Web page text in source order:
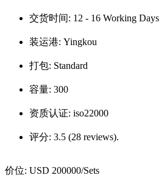
交货时间: 12 - 16 Working Days
装运港: Yingkou
打包: Standard
容量: 300
资质认证: iso22000
评分: 3.5 (28 reviews).
价位: USD 200000/Sets